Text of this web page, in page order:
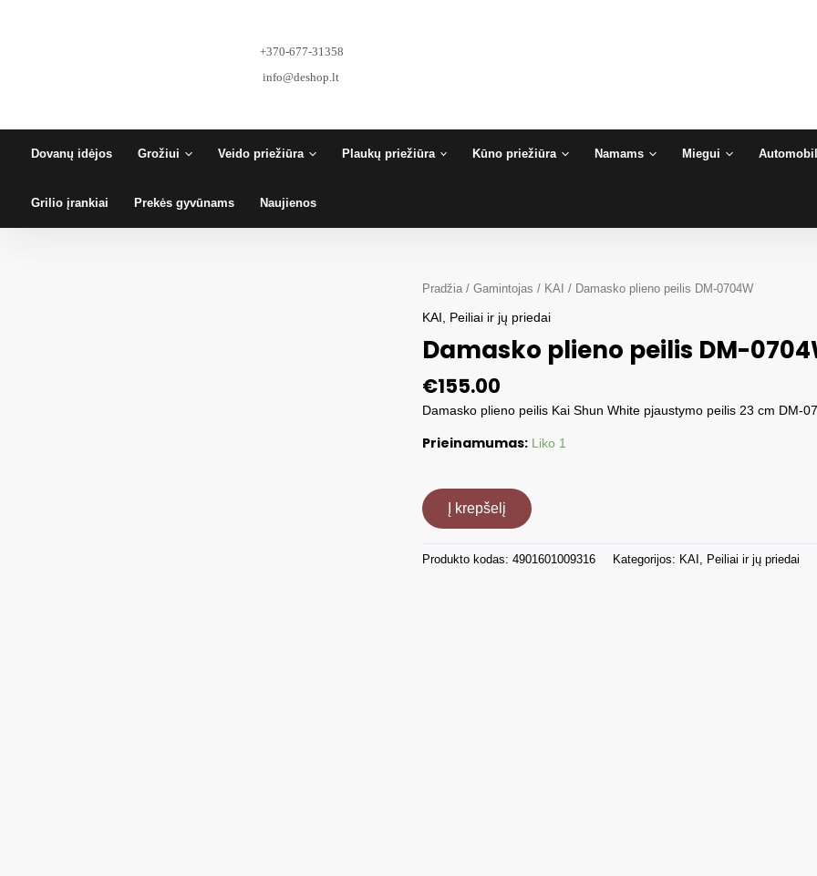
+370-677-31358
info@deshop.lt
Dovanų idėjos Grožiui Veido priežiūra Plaukų priežiūra Kūno priežiūra Namams Miegui
Grilio įrankiai Prekės gyvūnams Naujienos
Pradžia /Gamintojas / KAI / Damasko plieno peilis DM-0704W
KAI Peiliai ir jų priedai
Damasko plieno peilis DM-
€155.00
Damasko plieno peilis Kai Shun White pjaustymo peilis 23 cm DM-
Prieinamumas: Liko 1
kiekis:
Damasko
peilis
Į krepšelį
Produkto kodas:4901601009316 Kategorijos: KAI , Peiliai ir jų priedai